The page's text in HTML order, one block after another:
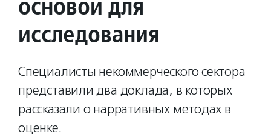
основой для
исследования
Специалисты некоммерческого сектора
представили два доклада, в которых
рассказали о нарративных методах в
оценке.